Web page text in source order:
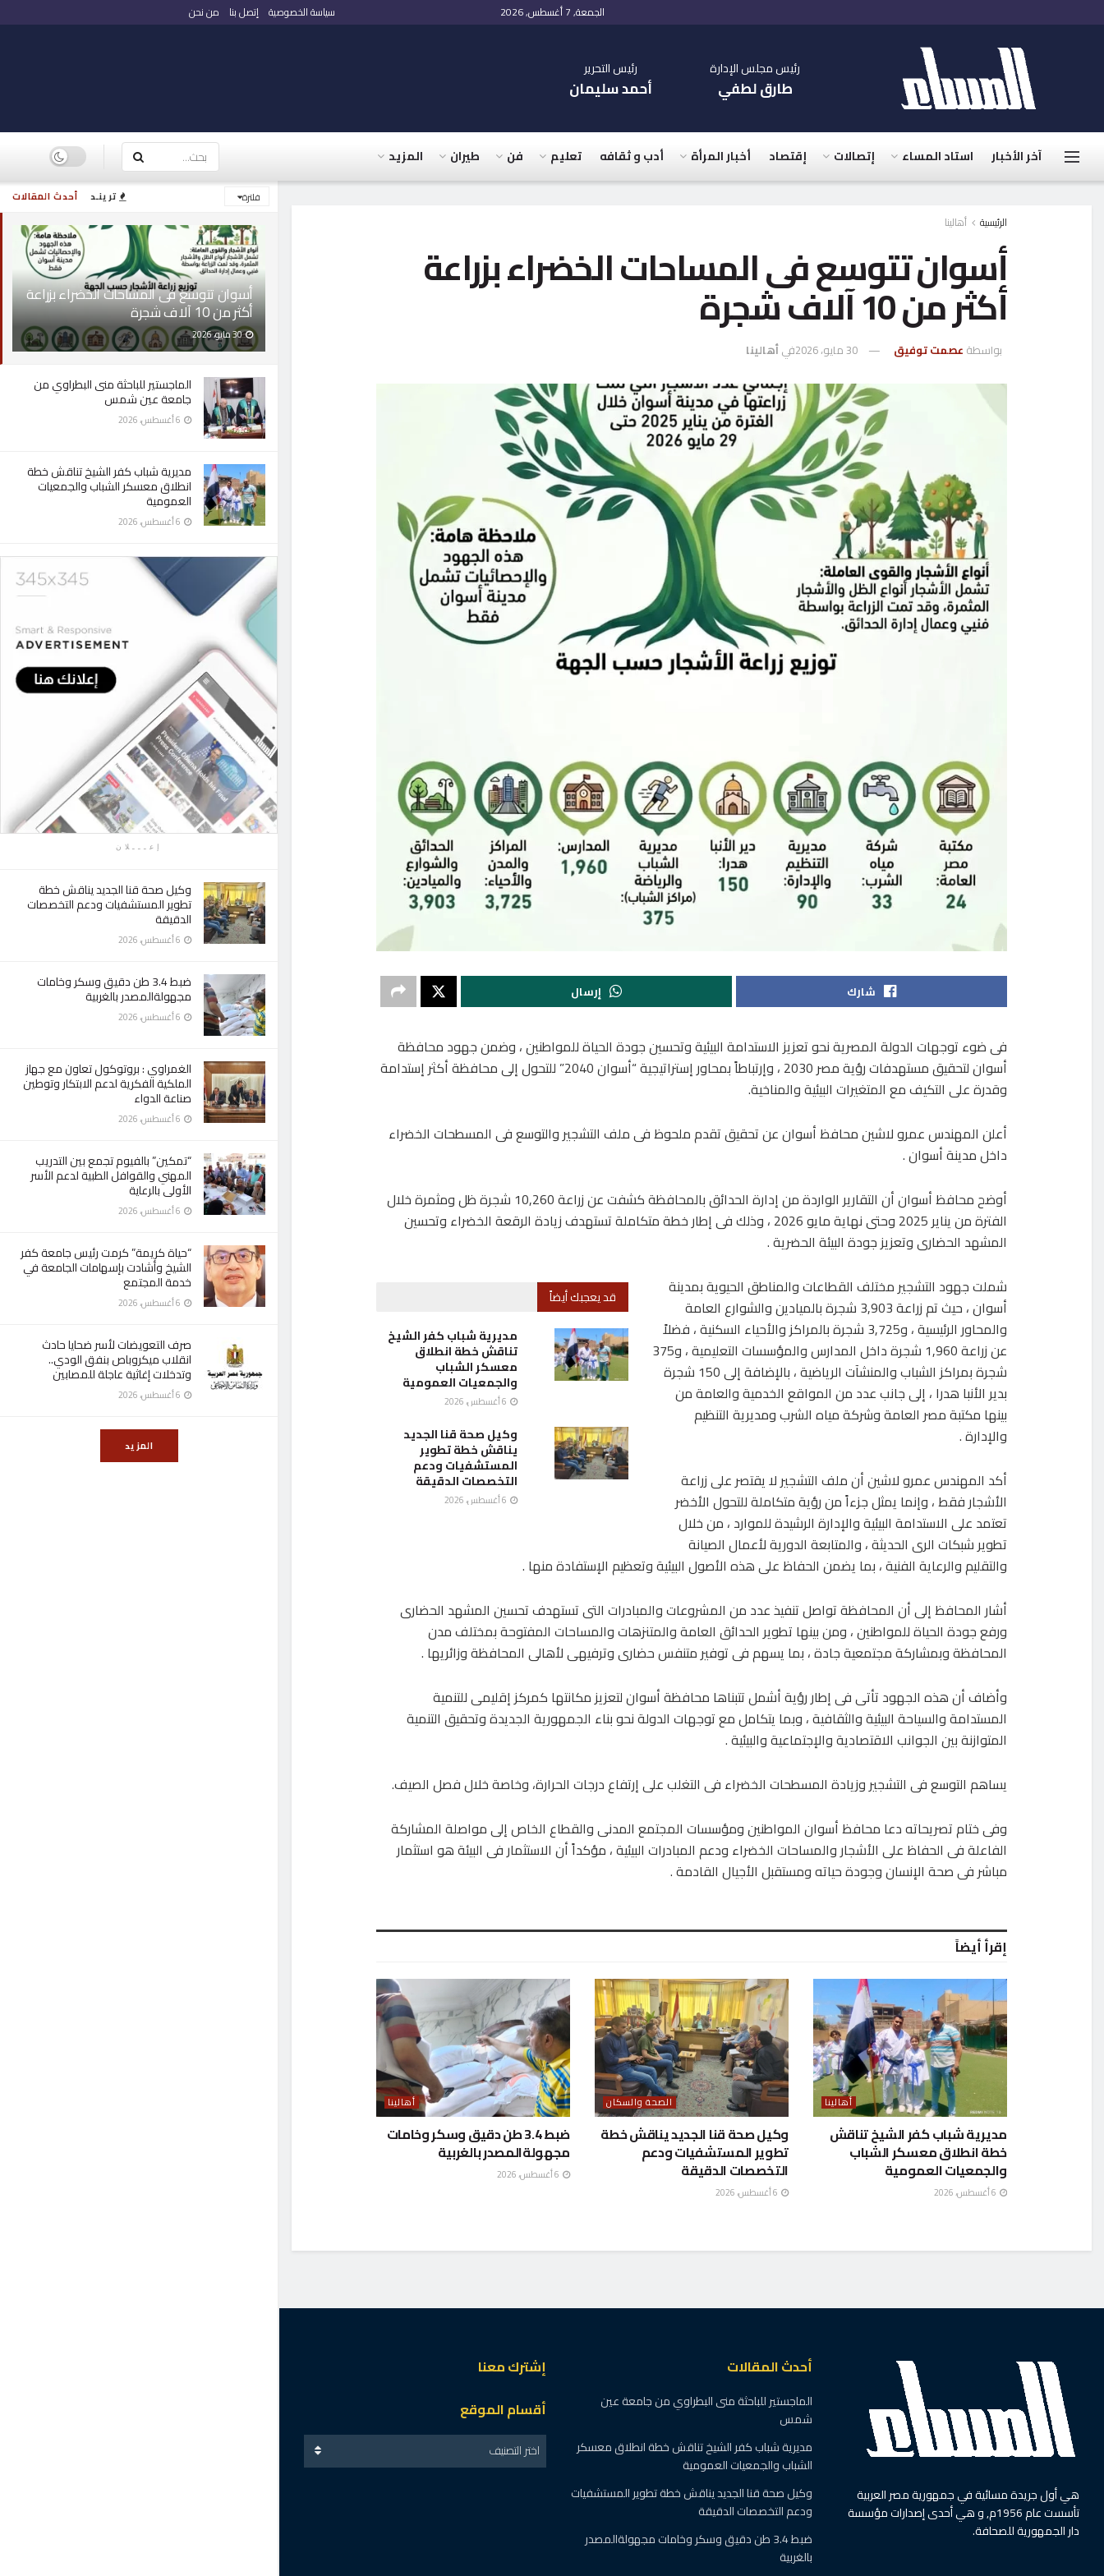
أحدث المقالات ترينـد فلترة
أسوان تتوسع فى المساحات الخضراء بزراعة
أكثر من 10 آلاف شجرة
30 مايو، 2026
الماجستير للباحثة منى البطراوي من
جامعة عين شمس
مديرية شباب كفر الشيخ تناقش خطة
انطلاق معسكر الشباب والجمعيات
العمومية
إعـــلان
وكيل صحة قنا الجديد يناقش خطة
تطوير المستشفيات ودعم التخصصات
الدقيقة
ضبط 3.4 طن دقيق وسكر وخامات
مجهولةالمصدر بالغربية
الغمراوي : بروتوكول تعاون مع جهاز
الملكية الفكرية لدعم الابتكار وتوطين
صناعة الدواء
“تمكين” بالفيوم تجمع بين التدريب
المهني والقوافل الطبية لدعم الأسر
الأولى بالرعاية
“حياة كريمة” كرمت رئيس جامعة كفر
الشيخ وأشادت بإسهامات الجامعة في
خدمة المجتمع
صرف التعويضات لأسر ضحايا حادث
انقلاب ميكروباص بنفق الودي..
وتدخلات إغاثية عاجلة للمصابين
المزيد
الجمعة, 7 أغسطس, 2026 سياسة الخصوصية إتصل بنا من نحن
رئيس مجلس الإدارة
طارق لطفي
رئيس التحرير
أحمد سليمان
آخر الأخبار استاد المساء إتصالات إقتصاد أخبار المرأة أدب و ثقافه تعليم فن طيران المزيد
الرئيسية أهالينا
أسوان تتوسع فى المساحات الخضراء بزراعة
أكثر من 10 آلاف شجرة
بواسطة عصمت توفيق 30 مايو، 2026 فيأهالينا
شارك إرسال
فى ضوء توجهات الدولة المصرية نحو تعزيز الاستدامة البيئية وتحسين جودة الحياة للمواطنين ، وضمن جهود محافظة
أسوان لتحقيق مستهدفات رؤية مصر 2030 ، وإرتباطاً بمحاور إستراتيجية “أسوان 2040” للتحول إلى محافظة أكثر إستدامة
وقدرة على التكيف مع المتغيرات البيئية والمناخية.
أعلن المهندس عمرو لاشين محافظ أسوان عن تحقيق تقدم ملحوظ فى ملف التشجير والتوسع فى المسطحات الخضراء
داخل مدينة أسوان .
أوضح محافظ أسوان أن التقارير الواردة من إدارة الحدائق بالمحافظة كشفت عن زراعة 10,260 شجرة ظل ومثمرة خلال
الفترة من يناير 2025 وحتى نهاية مايو 2026 ، وذلك فى إطار خطة متكاملة تستهدف زيادة الرقعة الخضراء وتحسين
المشهد الحضارى وتعزيز جودة البيئة الحضرية .
قد يعجبك أيضاً
مديرية شباب كفر الشيخ
تناقش خطة انطلاق
معسكر الشباب
والجمعيات العمومية
وكيل صحة قنا الجديد
يناقش خطة تطوير
المستشفيات ودعم
التخصصات الدقيقة
شملت جهود التشجير مختلف القطاعات والمناطق الحيوية بمدينة
أسوان ، حيث تم زراعة 3,903 شجرة بالميادين والشوارع العامة
والمحاور الرئيسية ، و3,725 شجرة بالمراكز والأحياء السكنية ، فضلاً
عن زراعة 1,960 شجرة داخل المدارس والمؤسسات التعليمية ، و375
شجرة بمراكز الشباب والمنشآت الرياضية ، بالإضافة إلى 150 شجرة
بدير الأنبا هدرا ، إلى جانب عدد من المواقع الخدمية والعامة من
بينها مكتبة مصر العامة وشركة مياه الشرب ومديرية التنظيم
والإدارة .
أكد المهندس عمرو لاشين أن ملف التشجير لا يقتصر على زراعة
الأشجار فقط ، وإنما يمثل جزءاً من رؤية متكاملة للتحول الأخضر
تعتمد على الاستدامة البيئية والإدارة الرشيدة للموارد ، من خلال
تطوير شبكات الرى الحديثة ، والمتابعة الدورية لأعمال الصيانة
والتقليم والرعاية الفنية ، بما يضمن الحفاظ على هذه الأصول البيئية وتعظيم الإستفادة منها .
أشار المحافظ إلى أن المحافظة تواصل تنفيذ عدد من المشروعات والمبادرات التى تستهدف تحسين المشهد الحضارى
ورفع جودة الحياة للمواطنين ، ومن بينها تطوير الحدائق العامة والمتنزهات والمساحات المفتوحة بمختلف مدن
المحافظة وبمشاركة مجتمعية جادة ، بما يسهم فى توفير متنفس حضارى وترفيهى لأهالى المحافظة وزائريها .
وأضاف أن هذه الجهود تأتى فى إطار رؤية أشمل تتبناها محافظة أسوان لتعزيز مكانتها كمركز إقليمى للتنمية
المستدامة والسياحة البيئية والثقافية ، وبما يتكامل مع توجهات الدولة نحو بناء الجمهورية الجديدة وتحقيق التنمية
المتوازنة بين الجوانب الاقتصادية والإجتماعية والبيئية .
يساهم التوسع فى التشجير وزيادة المسطحات الخضراء فى التغلب على إرتفاع درجات الحرارة، وخاصة خلال فصل الصيف.
وفى ختام تصريحاته دعا محافظ أسوان المواطنين ومؤسسات المجتمع المدنى والقطاع الخاص إلى مواصلة المشاركة
الفاعلة فى الحفاظ على الأشجار والمساحات الخضراء ودعم المبادرات البيئية ، مؤكداً أن الاستثمار فى البيئة هو استثمار
مباشر فى صحة الإنسان وجودة حياته ومستقبل الأجيال القادمة .
إقرأ أيضاً
أهالينا
مديرية شباب كفر الشيخ تناقش
خطة انطلاق معسكر الشباب
والجمعيات العمومية
الصحة والسكان
وكيل صحة قنا الجديد يناقش خطة
تطوير المستشفيات ودعم
التخصصات الدقيقة
أهالينا
ضبط 3.4 طن دقيق وسكر وخامات
مجهولةالمصدر بالغربية
هي أول جريدة مسائية في جمهورية مصر العربية
تأسست عام 1956م, و هي أحدى إصدارات مؤسسة
دار الجمهورية للصحافة.
أحدث المقالات
الماجستير للباحثة منى البطراوي من جامعة عين
شمس
مديرية شباب كفر الشيخ تناقش خطة انطلاق معسكر
الشباب والجمعيات العمومية
وكيل صحة قنا الجديد يناقش خطة تطوير المستشفيات
ودعم التخصصات الدقيقة
ضبط 3.4 طن دقيق وسكر وخامات مجهولةالمصدر
بالغربية
إشترك معنا
أقسام الموقع
اختر التصنيف